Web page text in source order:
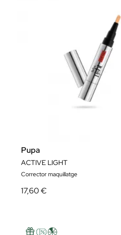
Pupa
ACTIVE LIGHT
Corrector maquillatge
17,60 €